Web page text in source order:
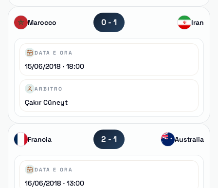
Marocco 0 - 1 Iran
DATA E ORA
15/06/2018 · 18:00
ARBITRO
Çakır Cüneyt
Francia 2 - 1 Australia
DATA E ORA
16/06/2018 · 13:00